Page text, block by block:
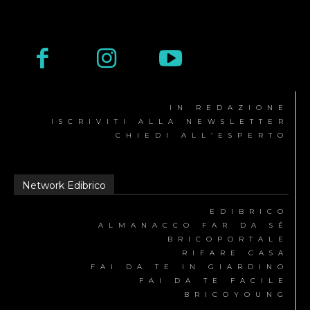
IN REDAZIONE
ISCRIVITI ALLA NEWSLETTER
CHIEDI ALL’ESPERTO
Network Edibrico
EDIBRICO
ALMANACCO FAR DA SÉ
BRICOPORTALE
RIFARE CASA
FAI DA TE IN GIARDINO
FAI DA TE FACILE
BRICOYOUNG